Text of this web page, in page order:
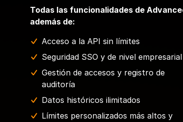
Todas las funcionalidades de
además de:
Acceso a la API sin límites
Seguridad SSO y de nivel empresarial
Gestión de accesos y registro de
auditoría
Datos históricos ilimitados
Límites personalizados más altos y